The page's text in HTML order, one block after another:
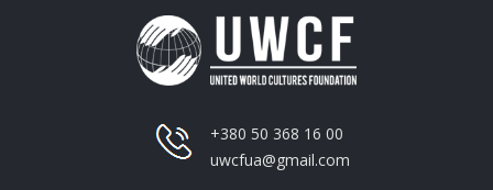
+380 50 368 16 00
uwcfua@gmail.com